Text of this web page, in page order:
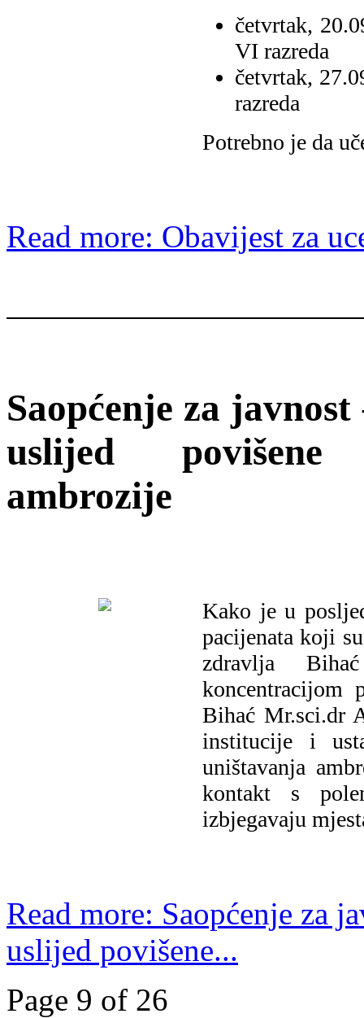
četvrtak,
VI razreda
četvrtak,
razreda
Potrebno je da
Read more: Obavijest za
Saopćenje za
uslijed povišene
ambrozije
Kako je u
pacijenata koji
zdravlja
koncentracijom
Bihać Mr.sci.dr
institucije i
uništavanja
kontakt s
izbjegavaju
Read more: Saopćenje za
uslijed povišene...
Page 9 of 26